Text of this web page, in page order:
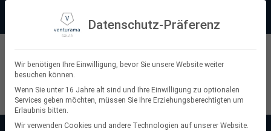
springen
+49 (0) 64 64 37 19 5 - 0
Suchen
nach:
Datenschutz-Präferenz
Wir benötigen Ihre Einwilligung, bevor Sie unsere Website weiter
besuchen können.
Wenn Sie unter 16 Jahre alt sind und Ihre Einwilligung zu optionalen
Services geben möchten, müssen Sie Ihre Erziehungsberechtigten um
Erlaubnis bitten.
Wir verwenden Cookies und andere Technologien auf unserer Website.